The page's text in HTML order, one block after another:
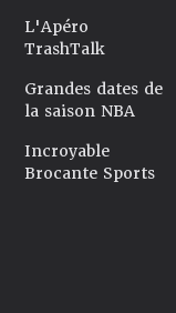
L'Apéro
TrashTalk
Grandes dates de
la saison NBA
Incroyable
Brocante Sports